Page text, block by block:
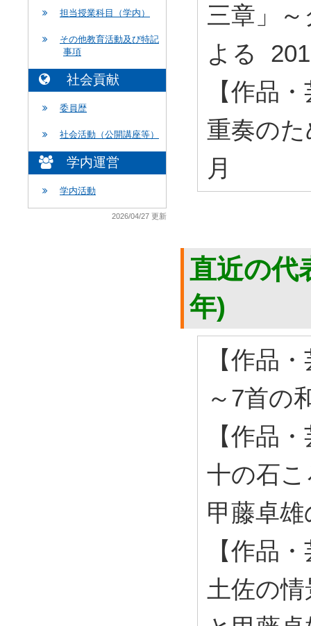
担当授業科目（学内）
その他教育活動及び特記
事項
社会貢献
委員歴
社会活動（公開講座等）
学内運営
学内活動
2026/04/27 更新
三章」
よる
【作品
重奏の
月
直近の代
年)
【作品
～7首の
【作品
十の石
甲藤卓
【作品
土佐の